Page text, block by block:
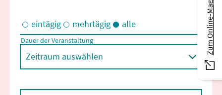
Eintägige und/oder mehrtägige Veranstaltungen
eintägig mehrtägig alle
Dauer der Veranstaltung
Zeitraum auswählen
Zum Online-Magazin